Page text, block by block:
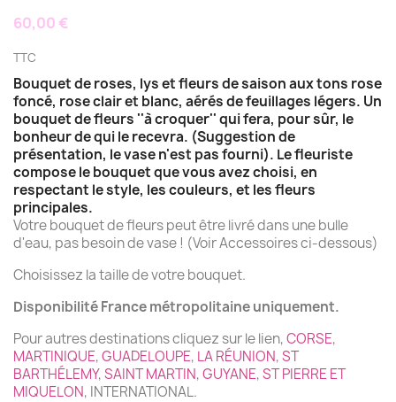
(3 avis)
60,00 €
TTC
Bouquet de roses, lys et fleurs de saison aux tons rose
foncé, rose clair et blanc, aérés de feuillages légers. Un
bouquet de fleurs ''à croquer'' qui fera, pour sûr, le
bonheur de qui le recevra. (Suggestion de
présentation, le vase n'est pas fourni). Le fleuriste
compose le bouquet que vous avez choisi, en
respectant le style, les couleurs, et les fleurs
principales.
Votre bouquet de fleurs peut être livré dans une bulle
d'eau, pas besoin de vase ! (Voir Accessoires ci-dessous)
Choisissez la taille de votre bouquet.
Disponibilité France métropolitaine uniquement.
Pour autres destinations cliquez sur le lien,CORSE,
MARTINIQUE,GUADELOUPE, LA RÉUNION,ST
BARTHÉLEMY,SAINT MARTIN,GUYANE,ST PIERRE ET
MIQUELON, INTERNATIONAL.